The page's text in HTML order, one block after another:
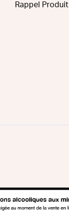
Rappel Produit